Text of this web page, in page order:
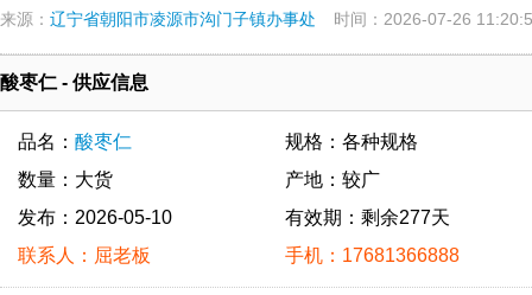
来源： 辽宁省朝阳市凌源市沟门子镇办事处 时间：2026-07-26
酸枣仁 - 供应信息
品名： 酸枣仁
数量：大货
发布：2026-05-10
联系人：屈老板
规格：各种规格
产地：较广
有效期：剩余277天
手机：17681366888